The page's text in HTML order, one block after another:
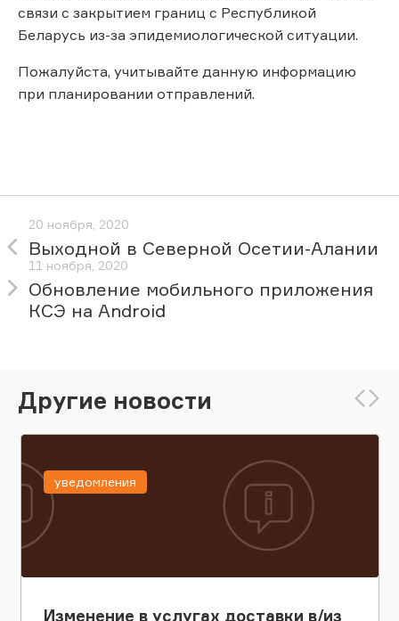
связи с закрытием границ с Республикой
Беларусь из-за эпидемиологической ситуации.
Пожалуйста, учитывайте данную информацию
при планировании отправлений.
20 ноября, 2020
Выходной в Северной Осетии-Алании
11 ноября, 2020
Обновление мобильного приложения
КСЭ на Android
Другие новости
Изменение в услугах доставки в/из
уведомления